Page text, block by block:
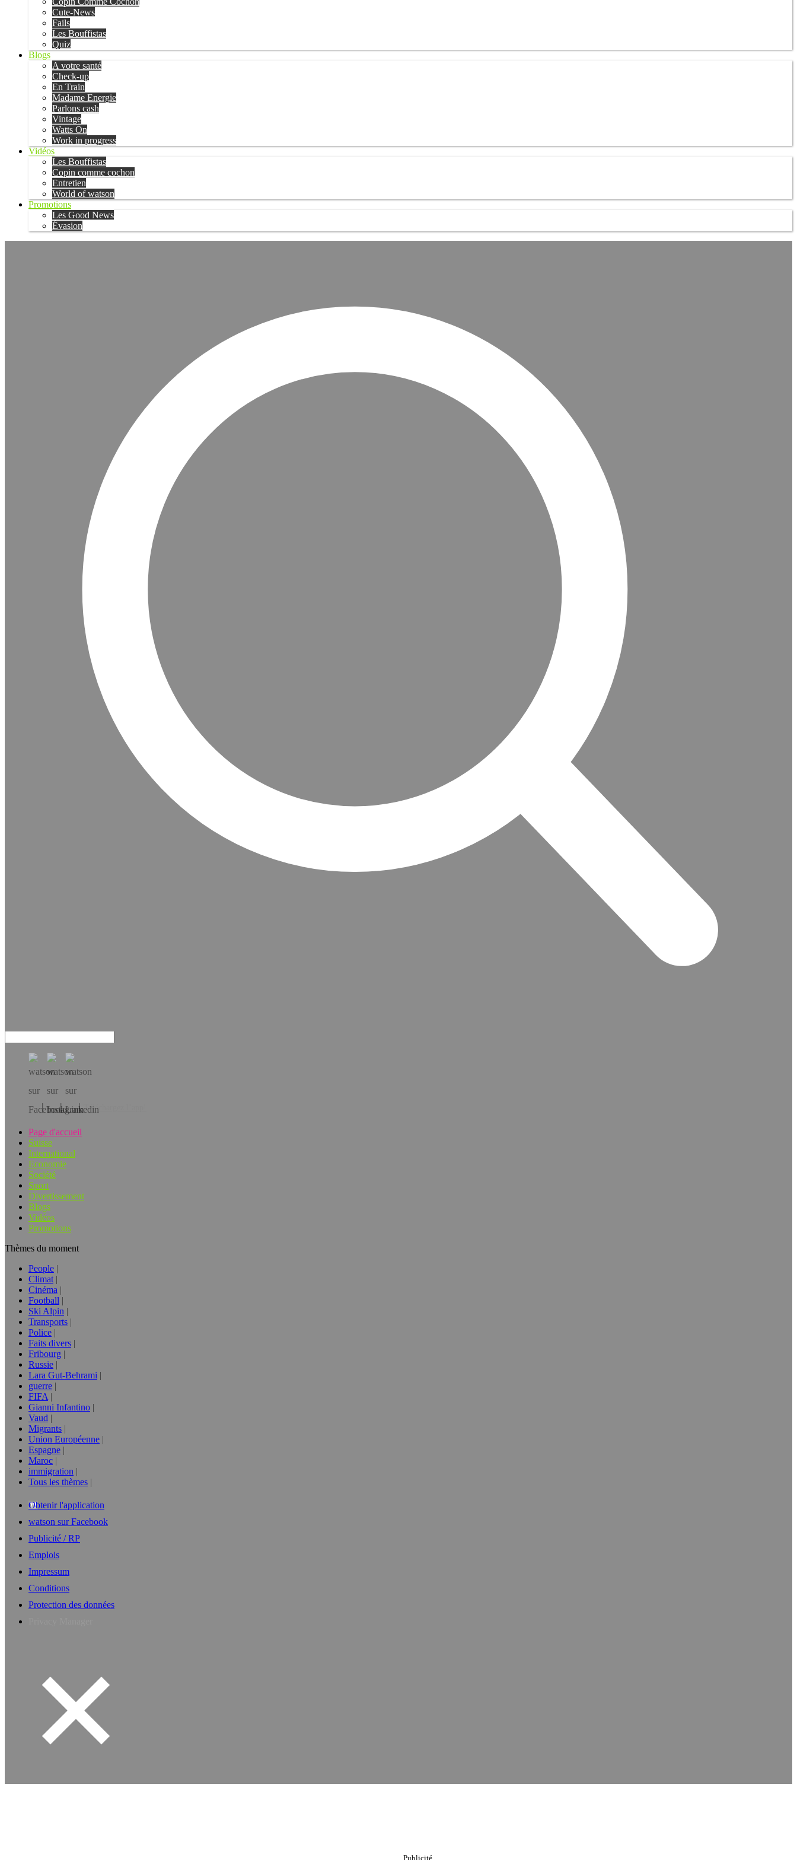
Cute-News
Fails
Les Bouffistas
Quiz
Blogs
A votre santé
Check-up
En Train
Madame Energie
Parlons cash
Vintage
Watts On
Work in progress
Vidéos
Les Bouffistas
Copin comme cochon
Entretien
World of watson
Promotions
Les Good News
Évasion
Téléchargez l’app!
Page d'accueil
Suisse
International
Economie
Société
Sport
Divertissement
Blogs
Vidéos
Promotions
Thèmes du moment
People
Climat
Cinéma
Football
Ski Alpin
Transports
Police
Faits divers
Fribourg
Russie
Lara Gut-Behrami
guerre
FIFA
Gianni Infantino
Vaud
Migrants
Union Européenne
Espagne
Maroc
immigration
Tous les thèmes
Obtenir l'application
watson sur Facebook
Publicité / RP
Emplois
Impressum
Conditions
Protection des données